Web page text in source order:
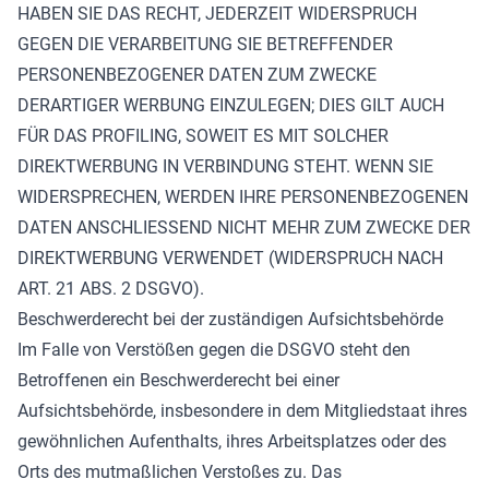
HABEN SIE DAS RECHT, JEDERZEIT WIDERSPRUCH
GEGEN DIE VERARBEITUNG SIE BETREFFENDER
PERSONENBEZOGENER DATEN ZUM ZWECKE
DERARTIGER WERBUNG EINZULEGEN; DIES GILT AUCH
FÜR DAS PROFILING, SOWEIT ES MIT SOLCHER
DIREKTWERBUNG IN VERBINDUNG STEHT. WENN SIE
WIDERSPRECHEN, WERDEN IHRE PERSONENBEZOGENEN
DATEN ANSCHLIESSEND NICHT MEHR ZUM ZWECKE DER
DIREKTWERBUNG VERWENDET (WIDERSPRUCH NACH
ART. 21 ABS. 2 DSGVO).
Beschwerde­recht bei der zuständigen Aufsichts­behörde
Im Falle von Verstößen gegen die DSGVO steht den
Betroffenen ein Beschwerderecht bei einer
Aufsichtsbehörde, insbesondere in dem Mitgliedstaat ihres
gewöhnlichen Aufenthalts, ihres Arbeitsplatzes oder des
Orts des mutmaßlichen Verstoßes zu. Das